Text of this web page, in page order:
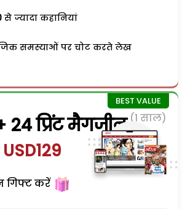
से ज्यादा कहानियां
समस्याओं पर चोट करते लेख
24 प्रिंट मैगजीन (1 साल)
USD129
गिफ्ट करें